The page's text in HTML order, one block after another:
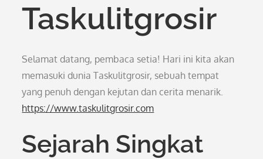
Taskulitgrosir
Selamat datang, pembaca setia! Hari ini kita akan
memasuki dunia Taskulitgrosir, sebuah tempat
yang penuh dengan kejutan dan cerita menarik.
https://www.taskulitgrosir.com
Sejarah Singkat